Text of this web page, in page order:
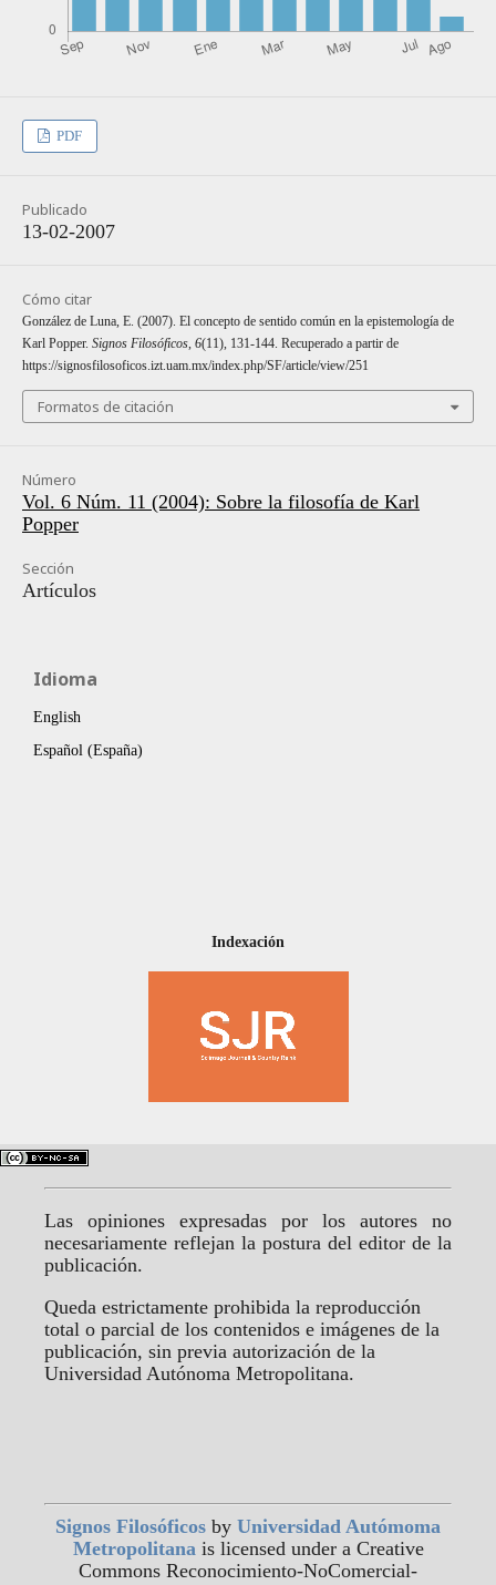
PDF
Publicado
13-02-2007
Cómo citar
González de Luna, E. (2007). El concepto de sentido común en la epistemologí­a de
Karl Popper. Signos Filosóficos, 6(11), 131-144. Recuperado a partir de
https://signosfilosoficos.izt.uam.mx/index.php/SF/article/view/251
Formatos de citación
Número
Vol. 6 Núm. 11 (2004): Sobre la filosofía de Karl
Popper
Sección
Artículos
Idioma
English
Español (España)
Indexación
Las opiniones expresadas por los autores no
necesariamente reflejan la postura del editor de la
publicación.
Queda estrictamente prohibida la reproducción
total o parcial de los contenidos e imágenes de la
publicación, sin previa autorización de la
Universidad Autónoma Metropolitana.
Signos Filosóficos by Universidad Autómoma
Metropolitana is licensed under a Creative
Commons Reconocimiento-NoComercial-